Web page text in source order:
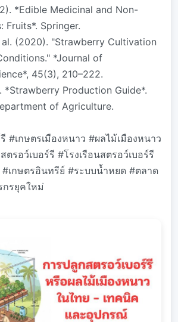
*Edible Medicinal and Non-
Fruits*. Springer.
al. (2020). "Strawberry Cultivation
*Journal of
45(3), 210–222.
*Strawberry Production Guide*.
of Agriculture.
#เกษตรเมืองหนาว #ผลไม้เมืองหนาว
รอว์เบอร์รี #โรงเรือนสตรอว์เบอร์รี
#เกษตรอินทรีย์ #ระบบน้ำหยด #ตลาด
กรยุคใหม่